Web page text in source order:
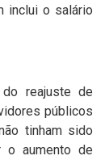
inclui o salário
reajuste de
públicos
tinham sido
o aumento de